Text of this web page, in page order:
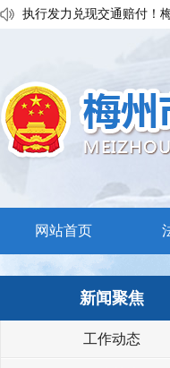
普法宣传移动课堂！梅州
网站首页
新闻聚焦
工作动态